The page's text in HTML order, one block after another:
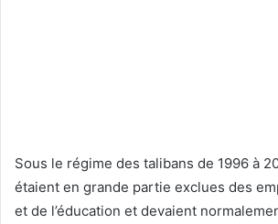
Sous le régime des talibans de 1996 à
étaient en grande partie exclues des
et de l’éducation et devaient